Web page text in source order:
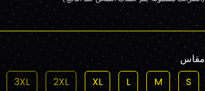
مقاس
S
M
L
XL
2XL
3XL